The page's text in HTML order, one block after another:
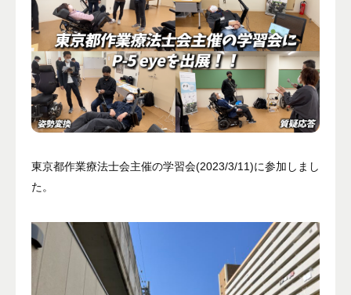
イベント
ブログ
メディア掲載
ユーザーコラム
フォームからお問い合わせする
営業時間
平日10：00 - 18：00
（土曜・日曜・祝日除く）
東京都作業療法士会主催の学習会(2023/3/11)に参加しまし
た。